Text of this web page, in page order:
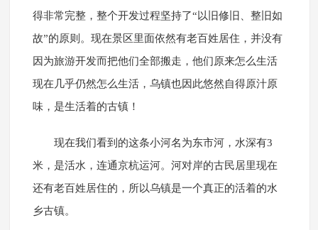
得非常完整，整个开发过程坚持了“以旧修旧、整旧如
故”的原则。现在景区里面依然有老百姓居住，并没有
因为旅游开发而把他们全部搬走，他们原来怎么生活
现在几乎仍然怎么生活，乌镇也因此悠然自得原汁原
味，是生活着的古镇！
现在我们看到的这条小河名为东市河，水深有3
米，是活水，连通京杭运河。河对岸的古民居里现在
还有老百姓居住的，所以乌镇是一个真正的活着的水
乡古镇。